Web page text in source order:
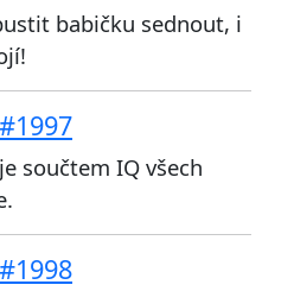
babičku sednout, i
součtem IQ všech